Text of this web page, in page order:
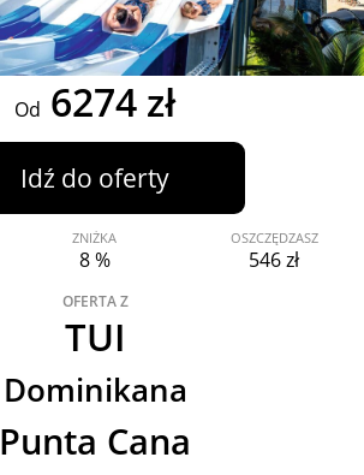
Od 6274 zł
Idź do oferty
ZNIŻKA
8 %
OSZCZĘDZASZ
546 zł
OFERTA Z
TUI
Dominikana
Punta Cana